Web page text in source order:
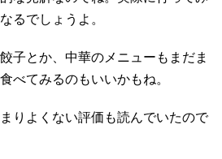
るでしょうよ。
子とか、中華のメニューもまだま
べてみるのもいいかもね。
りよくない評価も読んでいたので